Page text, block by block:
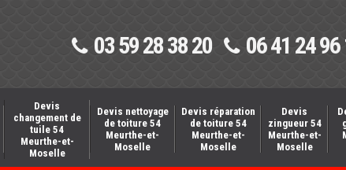
03 59 28 38 20 06 41 24 96
Devis
changement de
tuile 54
Meurthe-et-
Moselle
Devis nettoyage
de toiture 54
Meurthe-et-
Moselle
Devis réparation
de toiture 54
Meurthe-et-
Moselle
Devis
zingueur 54
Meurthe-et-
Moselle